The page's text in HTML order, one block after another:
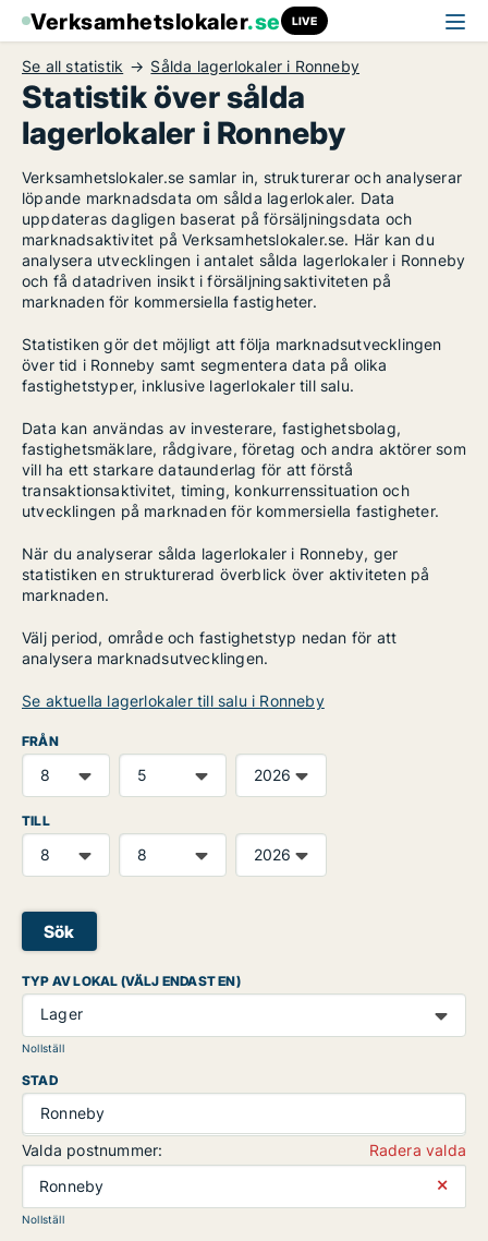
Verksamhetslokaler.se LIVE
Se all statistik Sålda lagerlokaler i Ronneby
Statistik över sålda
lagerlokaler i Ronneby
Verksamhetslokaler.se samlar in, strukturerar och analyserar
löpande marknadsdata om sålda lagerlokaler. Data
uppdateras dagligen baserat på försäljningsdata och
marknadsaktivitet på Verksamhetslokaler.se. Här kan du
analysera utvecklingen i antalet sålda lagerlokaler i Ronneby
och få datadriven insikt i försäljningsaktiviteten på
marknaden för kommersiella fastigheter.
Statistiken gör det möjligt att följa marknadsutvecklingen
över tid i Ronneby samt segmentera data på olika
fastighetstyper, inklusive lagerlokaler till salu.
Data kan användas av investerare, fastighetsbolag,
fastighetsmäklare, rådgivare, företag och andra aktörer som
vill ha ett starkare dataunderlag för att förstå
transaktionsaktivitet, timing, konkurrenssituation och
utvecklingen på marknaden för kommersiella fastigheter.
När du analyserar sålda lagerlokaler i Ronneby, ger
statistiken en strukturerad överblick över aktiviteten på
marknaden.
Välj period, område och fastighetstyp nedan för att
analysera marknadsutvecklingen.
Se aktuella lagerlokaler till salu i Ronneby
FRÅN
TILL
Sök
TYP AV LOKAL (VÄLJ ENDAST EN)
Lager
Nollställ
STAD
Ronneby
Valda postnummer:
Radera valda
Ronneby
⨯
Nollställ